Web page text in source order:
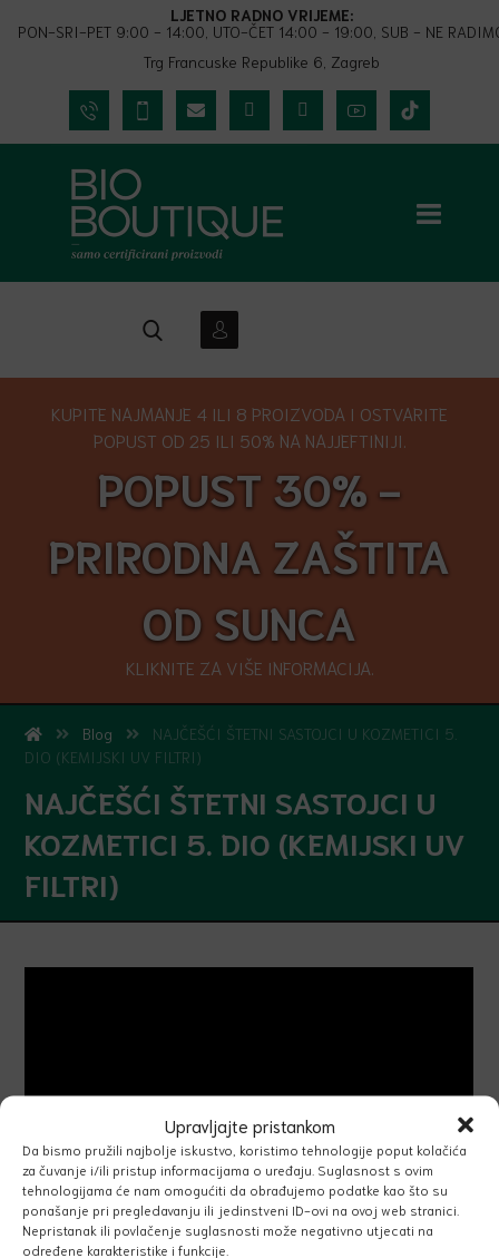
Upravljajte pristankom
Da bismo pružili najbolje iskustvo, koristimo tehnologije poput kolačića
za čuvanje i/ili pristup informacijama o uređaju. Suglasnost s ovim
tehnologijama će nam omogućiti da obrađujemo podatke kao što su
ponašanje pri pregledavanju ili jedinstveni ID-ovi na ovoj web stranici.
Nepristanak ili povlačenje suglasnosti može negativno utjecati na
određene karakteristike i funkcije.
LJETNO RADNO VRIJEME:
PON-SRI-PET 9:00 - 14:00, UTO-ČET 14:00 - 19:00, SUB - NE
Trg Francuske Republike 6, Zagreb
KUPITE NAJMANJE 4 ILI 8 PROIZVODA I OSTVARITE
POPUST OD 25 ILI 50% NA NAJJEFTINIJI.
POPUST 30% -
PRIRODNA ZAŠTITA
OD SUNCA
KLIKNITE ZA VIŠE INFORMACIJA.
Blog
NAJČEŠĆI ŠTETNI SASTOJCI U KOZMETICI 5.
DIO (KEMIJSKI UV FILTRI)
NAJČEŠĆI ŠTETNI SASTOJCI U
KOZMETICI 5. DIO (KEMIJSKI UV
FILTRI)